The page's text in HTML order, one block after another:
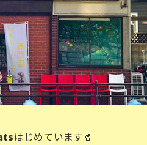
はじめています🥤